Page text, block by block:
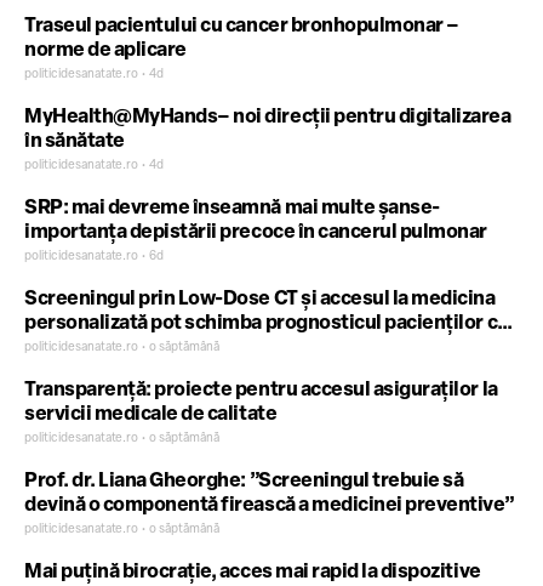
Traseul pacientului cu cancer bronhopulmonar –
norme de aplicare
politicidesanatate.ro • 4d
MyHealth@MyHands– noi direcții pentru digitalizarea
în sănătate
politicidesanatate.ro • 4d
SRP: mai devreme înseamnă mai multe șanse-
importanța depistării precoce în cancerul pulmonar
politicidesanatate.ro • 6d
Screeningul prin Low-Dose CT și accesul la medicina
personalizată pot schimba prognosticul pacienților cu
cancer bronhopulmonar
politicidesanatate.ro • o săptămână
Transparență: proiecte pentru accesul asiguraților la
servicii medicale de calitate
politicidesanatate.ro • o săptămână
Prof. dr. Liana Gheorghe: ”Screeningul trebuie să
devină o componentă firească a medicinei preventive”
politicidesanatate.ro • o săptămână
Mai puțină birocrație, acces mai rapid la dispozitive